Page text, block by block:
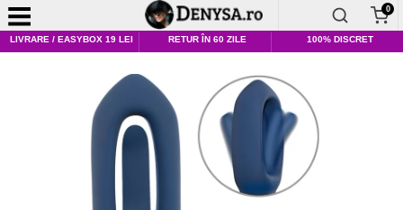
0
LIVRARE / EASYBOX 19 LEI RETUR ÎN 60 ZILE 100% DISCRET